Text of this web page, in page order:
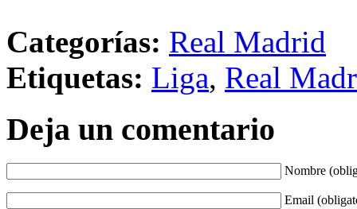
Categorías: Real Madrid
Etiquetas: Liga, Real
Deja un comentario
Nombre
Email